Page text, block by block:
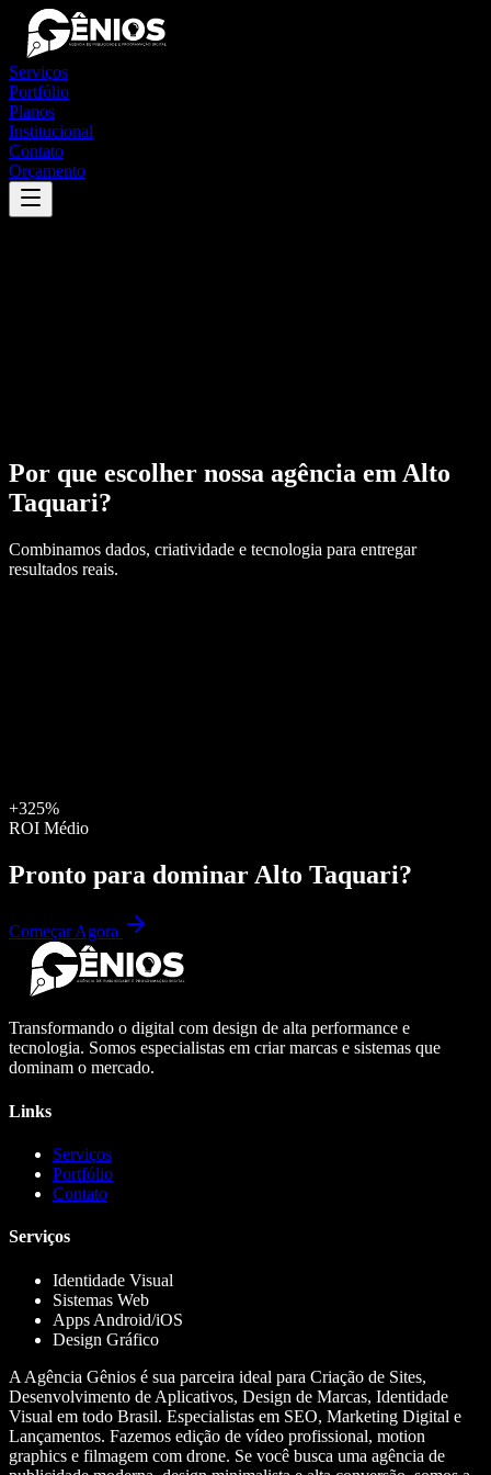
Serviços
Portfólio
Planos
Institucional
Contato
Orçamento
Por que escolher nossa agência em Alto
Taquari?
Combinamos dados, criatividade e tecnologia para entregar
resultados reais.
+325%
ROI Médio
Pronto para dominar Alto Taquari?
Começar Agora
Transformando o digital com design de alta performance e
tecnologia. Somos especialistas em criar marcas e sistemas que
dominam o mercado.
Links
Serviços
Portfólio
Contato
Serviços
Identidade Visual
Sistemas Web
Apps Android/iOS
Design Gráfico
A Agência Gênios é sua parceira ideal para Criação de Sites,
Desenvolvimento de Aplicativos, Design de Marcas, Identidade
Visual em todo Brasil. Especialistas em SEO, Marketing Digital e
Lançamentos. Fazemos edição de vídeo profissional, motion
graphics e filmagem com drone. Se você busca uma agência de